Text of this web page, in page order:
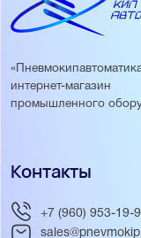
интернет-магазин
промышленного
Контакты
+7 (960) 953-19-